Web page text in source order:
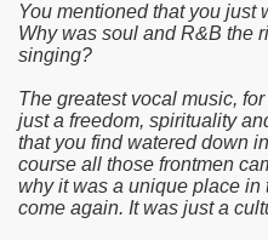
You mentioned that you just
Why was soul and R&B the
singing?
The greatest vocal music,
just a freedom, spirituality
that you find watered down
course all those frontmen
why it was a unique place
come again. It was just a